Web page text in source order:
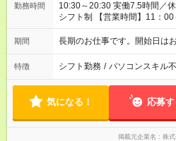
勤務時間
10:30～20:30 実働7.5時間／休憩1.5時間 営業時間に合わせた
シフト制 【営業時間】11：
期間 長期のお仕事です。開始日は
特徴 シフト勤務 / パソコンスキル
気になる！ 応募す
掲載元企業名 株